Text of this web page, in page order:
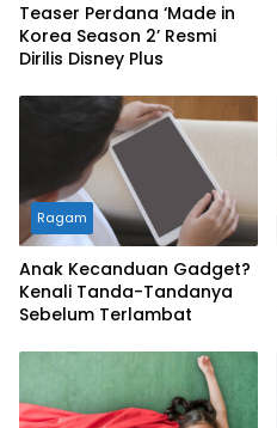
Teaser Perdana ‘Made in
Korea Season 2’ Resmi
Dirilis Disney Plus
Ragam
Anak Kecanduan Gadget?
Kenali Tanda-Tandanya
Sebelum Terlambat